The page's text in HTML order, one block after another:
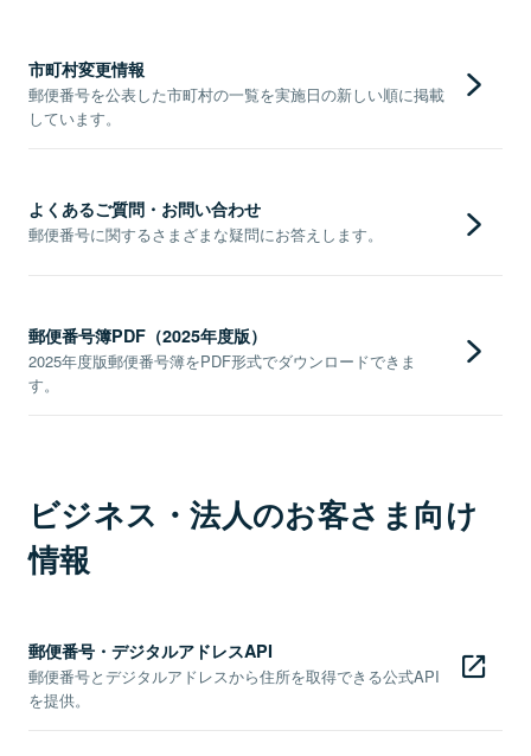
市町村変更情報
郵便番号を公表した市町村の一覧を実施日の新しい順に掲載
しています。
よくあるご質問・お問い合わせ
郵便番号に関するさまざまな疑問にお答えします。
郵便番号簿PDF（2025年度版）
2025年度版郵便番号簿をPDF形式でダウンロードできま
す。
ビジネス・法人のお客さま向け
情報
郵便番号・デジタルアドレスAPI
郵便番号とデジタルアドレスから住所を取得できる公式API
を提供。